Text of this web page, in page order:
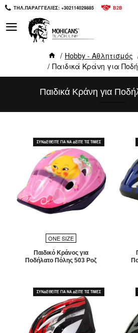
ΤΗΛ.ΠΑΡΑΓΓΕΛΙΕΣ: +302114029885 B2B
Hobby - Αθλητισμός
Παιδικά Κράνη για
Παιδικά Κράνη για
ΣΥΝΔΕΘΕΙΤΕ ΓΙΑ ΝΑ ΔΕΙΤΕ ΤΙΣ ΤΙΜΕΣ
ONE SIZE
Παιδικό Κράνος για
Ποδήλατο Πόλης 503 Ροζ
ΣΥΝΔΕΘΕΙΤΕ ΓΙΑ ΝΑ ΔΕΙΤΕ ΤΙΣ ΤΙΜΕΣ